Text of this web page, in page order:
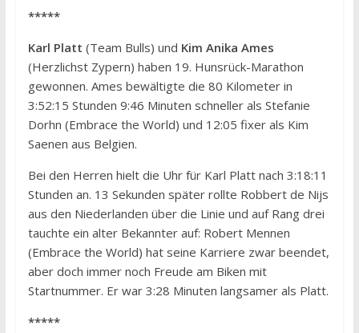
*****
Karl Platt (Team Bulls) und Kim Anika Ames
(Herzlichst Zypern) haben 19. Hunsrück-Marathon
gewonnen. Ames bewältigte die 80 Kilometer in
3:52:15 Stunden 9:46 Minuten schneller als Stefanie
Dorhn (Embrace the World) und 12:05 fixer als Kim
Saenen aus Belgien.
Bei den Herren hielt die Uhr für Karl Platt nach 3:18:11
Stunden an. 13 Sekunden später rollte Robbert de Nijs
aus den Niederlanden über die Linie und auf Rang drei
tauchte ein alter Bekannter auf: Robert Mennen
(Embrace the World) hat seine Karriere zwar beendet,
aber doch immer noch Freude am Biken mit
Startnummer. Er war 3:28 Minuten langsamer als Platt.
*****